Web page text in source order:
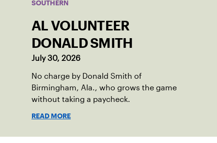
SOUTHERN
AL VOLUNTEER
DONALD SMITH
July 30, 2026
No charge by Donald Smith of
Birmingham, Ala., who grows the game
without taking a paycheck.
READ MORE